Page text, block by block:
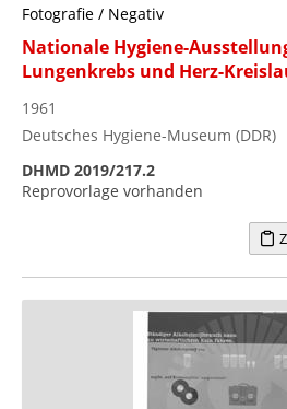
Fotografie / Negativ
Nationale Hygiene-
Lungenkrebs und Herz-
1961
Deutsches Hygiene-Museum (DDR)
DHMD 2019/217.2
Reprovorlage vorhanden